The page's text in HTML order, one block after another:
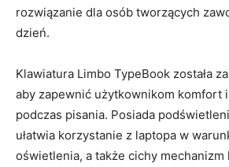
⁣rozwiązanie dla⁢ osób ‍tworzących
dzień.
Klawiatura Limbo TypeBook została
aby zapewnić użytkownikom komfort⁣
podczas pisania. ‌Posiada
ułatwia korzystanie z laptopa ‍w
oświetlenia, a także ⁣cichy ‌mechanizm⁤